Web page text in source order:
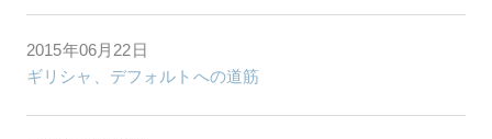
2015年06月22日
ギリシャ、デフォルトへの道筋